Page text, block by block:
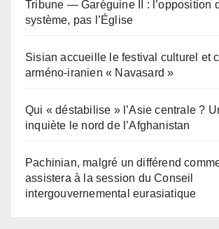
Tribune — Garéguine II : l’opposition
système, pas l’Église
Sisian accueille le festival culturel et
arméno-iranien « Navasard »
Qui « déstabilise » l’Asie centrale ?
inquiète le nord de l’Afghanistan
Pachinian, malgré un différend
assistera à la session du Conseil
intergouvernemental eurasiatique